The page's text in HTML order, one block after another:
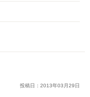
投稿日： 2013年03 月29日